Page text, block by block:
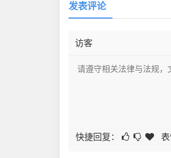
发表评论
快捷回复： 表